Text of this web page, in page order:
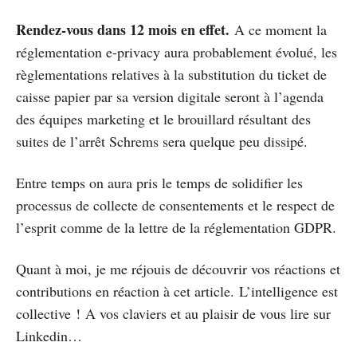
Rendez-vous dans 12 mois en effet. A ce moment la
réglementation e-privacy aura probablement évolué, les
règlementations relatives à la substitution du ticket de
caisse papier par sa version digitale seront à l’agenda
des équipes marketing et le brouillard résultant des
suites de l’arrêt Schrems sera quelque peu dissipé.
Entre temps on aura pris le temps de solidifier les
processus de collecte de consentements et le respect de
l’esprit comme de la lettre de la réglementation GDPR.
Quant à moi, je me réjouis de découvrir vos réactions et
contributions en réaction à cet article. L’intelligence est
collective ! A vos claviers et au plaisir de vous lire sur
Linkedin…